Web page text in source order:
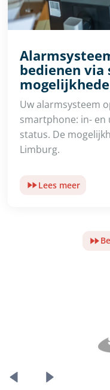
bedienen via
Uw alarmsysteem
smartphone: in- en
status. De
Limburg.
Lees meer